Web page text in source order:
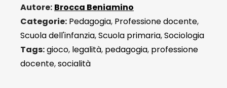
Autore: Brocca Beniamino
Categorie: Pedagogia, Professione docente,
Scuola dell'infanzia,Scuola primaria,Sociologia
Tags:gioco, legalità, pedagogia, professione
docente,socialità